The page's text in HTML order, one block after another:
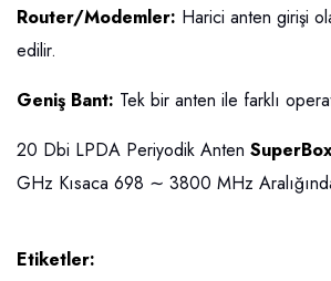
Router/Modemler: Harici anten girişi
edilir.
Geniş Bant: Tek bir anten ile farklı
20 Dbi LPDA Periyodik Anten
GHz Kısaca 698 ∼ 3800 MHz
Etiketler: